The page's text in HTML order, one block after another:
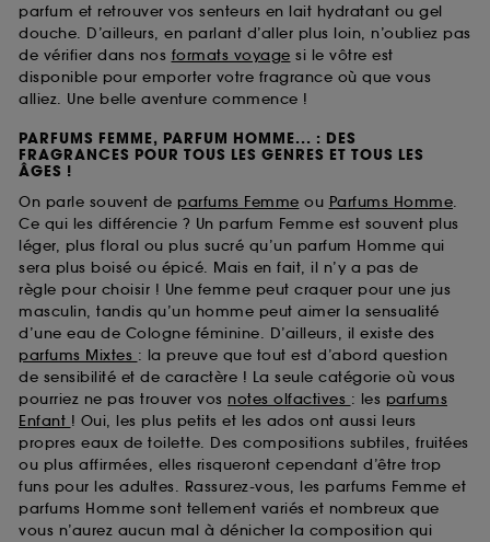
parfum et retrouver vos senteurs en lait hydratant ou gel
douche. D’ailleurs, en parlant d’aller plus loin, n’oubliez pas
de vérifier dans nos formats voyage si le vôtre est
disponible pour emporter votre fragrance où que vous
alliez. Une belle aventure commence !
PARFUMS FEMME, PARFUM HOMME... : DES
FRAGRANCES POUR TOUS LES GENRES ET TOUS LES
ÂGES !
On parle souvent de parfums Femme ou Parfums Homme.
Ce qui les différencie ? Un parfum Femme est souvent plus
léger, plus floral ou plus sucré qu’un parfum Homme qui
sera plus boisé ou épicé. Mais en fait, il n’y a pas de
règle pour choisir ! Une femme peut craquer pour une jus
masculin, tandis qu’un homme peut aimer la sensualité
d’une eau de Cologne féminine. D’ailleurs, il existe des
parfums Mixtes : la preuve que tout est d’abord question
de sensibilité et de caractère ! La seule catégorie où vous
pourriez ne pas trouver vos notes olfactives : les parfums
Enfant ! Oui, les plus petits et les ados ont aussi leurs
propres eaux de toilette. Des compositions subtiles, fruitées
ou plus affirmées, elles risqueront cependant d’être trop
funs pour les adultes. Rassurez-vous, les parfums Femme et
parfums Homme sont tellement variés et nombreux que
vous n’aurez aucun mal à dénicher la composition qui